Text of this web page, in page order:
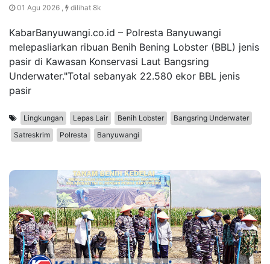
01 Agu 2026 , dilihat 8k
KabarBanyuwangi.co.id – Polresta Banyuwangi
melepasliarkan ribuan Benih Bening Lobster (BBL) jenis
pasir di Kawasan Konservasi Laut Bangsring
Underwater."Total sebanyak 22.580 ekor BBL jenis
pasir
Lingkungan Lepas Lair Benih Lobster
Bangsring Underwater
Satreskrim
Polresta Banyuwangi